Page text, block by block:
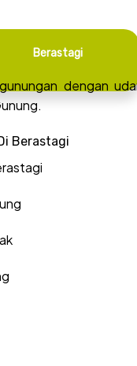
Berastagi
dengan
Berastagi